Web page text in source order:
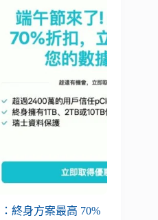
終身方案最高 70%